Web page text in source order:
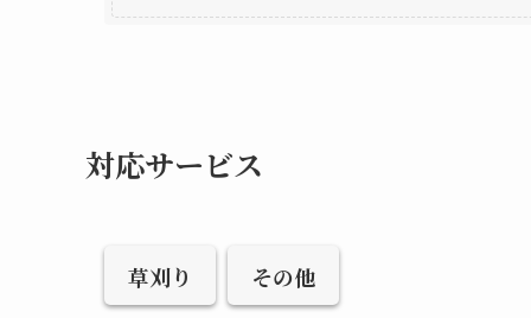
対応サービス
草刈り その他